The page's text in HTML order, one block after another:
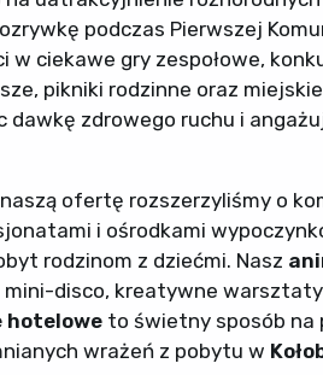
podczas Pierwszej
w ciekawe gry zespołowe,
pikniki rodzinne oraz miejskie
dawkę zdrowego ruchu i
ofertę rozszerzyliśmy o
i ośrodkami
rodzinom z dziećmi. Nasz
mini-disco, kreatywne
hoteloweto świetny sposób na
wrażeń z pobytu w